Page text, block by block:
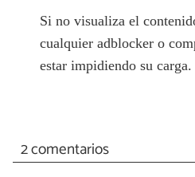
Si no visualiza el
cualquier adblocker o
estar impidiendo su carga.
2 comentarios